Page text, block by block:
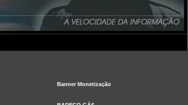
Banner Monetização